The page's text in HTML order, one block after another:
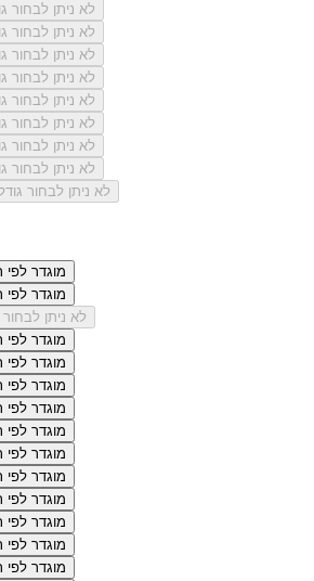
לא ניתן לבחור גודל
לא ניתן לבחור גודל
לא ניתן לבחור גודל
לא ניתן לבחור גודל
לא ניתן לבחור גודל
לא ניתן לבחור גודל
לא ניתן לבחור גודל
לא ניתן לבחור גודל
לא ניתן לבחור גודל
מוגדר לפי
מוגדר לפי
לא ניתן לבחור
מוגדר לפי
מוגדר לפי
מוגדר לפי
מוגדר לפי
מוגדר לפי
מוגדר לפי
מוגדר לפי
מוגדר לפי
מוגדר לפי
מוגדר לפי
מוגדר לפי